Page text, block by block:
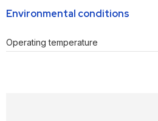
Environmental conditions
Operating temperature